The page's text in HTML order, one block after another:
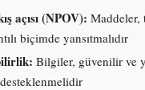
açısı (NPOV): Maddeler,
biçimde yansıtmalıdır
Bilgiler, güvenilir ve